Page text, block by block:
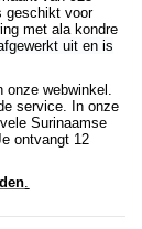
geschikt voor
met ala kondre
uit en is
webwinkel.
service. In onze
Surinaamse
ontvangt 12
.